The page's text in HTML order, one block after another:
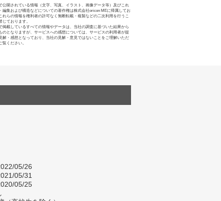
公開されている情報（文字、写真、イラスト、画像データ等）及びこれ
編集および構造などについての著作権は株式会社oricon MEに帰属してお
れらの情報を権利者の許可なく無断転載・複製などの二次利用を行うこ
じております。
掲載しているすべての情報やデータは、当社の調査に基づいた結果から
のとなりますが、サービスへの感想については、サービスの利用者が提
解・感想となっており、当社の見解・意見ではないことをご理解いただ
覧ください。
05/26
05/31
05/25